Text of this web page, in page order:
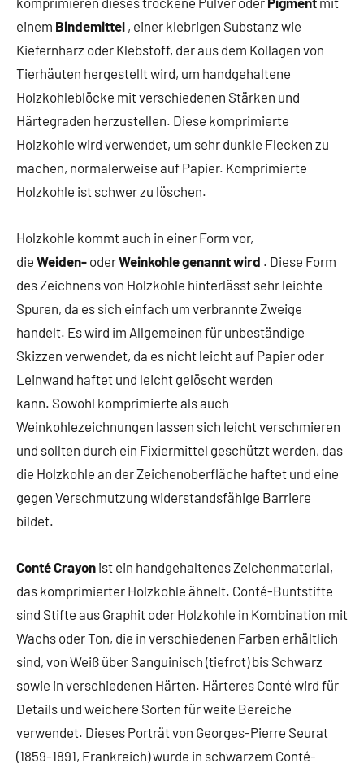
einem Bindemittel , einer klebrigen Substanz wie
Kiefernharz oder Klebstoff, der aus dem Kollagen von
Tierhäuten hergestellt wird, um handgehaltene
Holzkohleblöcke mit verschiedenen Stärken und
Härtegraden herzustellen. Diese komprimierte
Holzkohle wird verwendet, um sehr dunkle Flecken zu
machen, normalerweise auf Papier. Komprimierte
Holzkohle ist schwer zu löschen.
Holzkohle kommt auch in einer Form vor,
die Weiden- oderWeinkohle genannt wird . Diese Form
des Zeichnens von Holzkohle hinterlässt sehr leichte
Spuren, da es sich einfach um verbrannte Zweige
handelt. Es wird im Allgemeinen für unbeständige
Skizzen verwendet, da es nicht leicht auf Papier oder
Leinwand haftet und leicht gelöscht werden
kann. Sowohl komprimierte als auch
Weinkohlezeichnungen lassen sich leicht verschmieren
und sollten durch ein Fixiermittel geschützt werden, das
die Holzkohle an der Zeichenoberfläche haftet und eine
gegen Verschmutzung widerstandsfähige Barriere
bildet.
Conté Crayon ist ein handgehaltenes Zeichenmaterial,
das komprimierter Holzkohle ähnelt. Conté-Buntstifte
sind Stifte aus Graphit oder Holzkohle in Kombination mit
Wachs oder Ton, die in verschiedenen Farben erhältlich
sind, von Weiß über Sanguinisch (tiefrot) bis Schwarz
sowie in verschiedenen Härten. Härteres Conté wird für
Details und weichere Sorten für weite Bereiche
verwendet. Dieses Porträt von Georges-Pierre Seurat
(1859-1891, Frankreich) wurde in schwarzem Conté-